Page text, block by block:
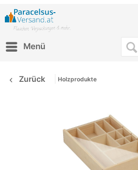
Menü
Zurück Holzprodukte